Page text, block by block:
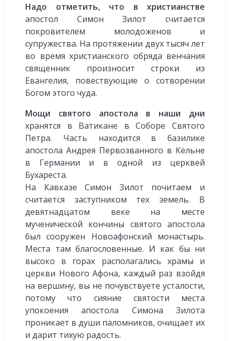
Надо отметить, что в христианстве
апостол Симон Зилот считается
покровителем молодоженов и
супружества. На протяжении двух тысяч лет
во время христианского обряда венчания
священник произносит строки из
Евангелия, повествующие о сотворении
Богом этого чуда.
Мощи святого апостола в наши дни
хранятся в Ватикане в Соборе Святого
Петра. Часть находится в базилике
апостола Андрея Первозванного в Кёльне
в Германии и в одной из церквей
Бухареста.
На Кавказе Симон Зилот почитаем и
считается заступником тех земель. В
девятнадцатом веке на месте
мученической кончины святого апостола
был сооружен Новоафонский монастырь.
Места там благословенные. И как бы ни
высоко в горах располагались храмы и
церкви Нового Афона, каждый раз взойдя
на вершину, вы не почувствуете усталости,
потому что сияние святости места
упокоения апостола Симона Зилота
проникает в души паломников, очищает их
и дарит тихую радость.